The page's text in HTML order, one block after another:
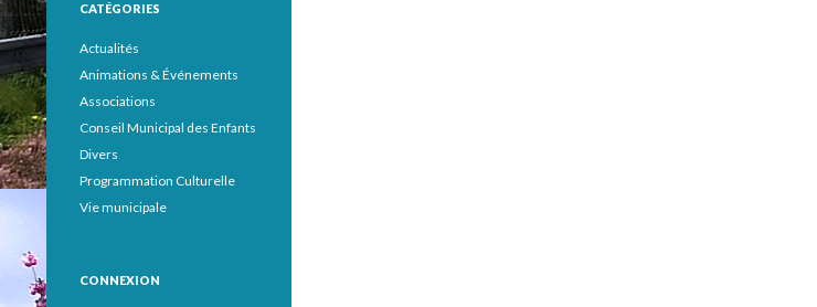
CATÉGORIES
Actualités
Animations & Événements
Associations
Conseil Municipal des Enfants
Divers
Programmation Culturelle
Vie municipale
CONNEXION